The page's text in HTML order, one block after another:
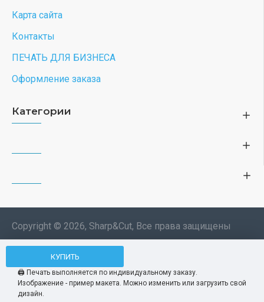
КУПИТЬ
🖨️ Печать выполняется по индивидуальному заказу.
Изображение - пример макета. Можно изменить или загрузить свой
дизайн.
Карта сайта
Контакты
ПЕЧАТЬ ДЛЯ БИЗНЕСА
Оформление заказа
Категории
Copyright © 2026, Sharp&Cut, Все права защищены
Типография. 🖨️ Печать всех
изделий по индивидуальному
заказу. Изображения —
демонстрационные макеты.
Мы используем файлы cookie, чтобы вам
было удобнее пользоваться нашим сайтом.
Продолжая использование сайта, вы
Принять